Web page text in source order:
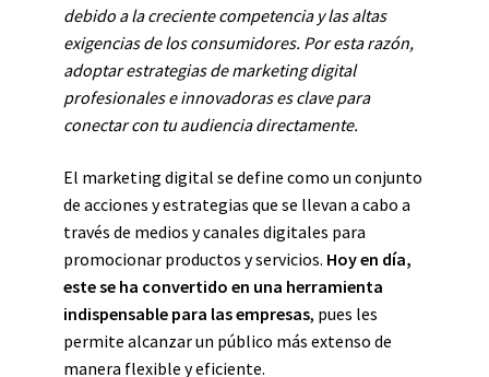
debido a la creciente competencia y las altas
exigencias de los consumidores. Por esta razón,
adoptar estrategias de marketing digital
profesionales e innovadoras es clave para
conectar con tu audiencia directamente.
El marketing digital se define como un conjunto
de acciones y estrategias que se llevan a cabo a
través de medios y canales digitales para
promocionar productos y servicios. Hoy en día,
este se ha convertido en una herramienta
indispensable para las empresas, pues les
permite alcanzar un público más extenso de
manera flexible y eficiente.